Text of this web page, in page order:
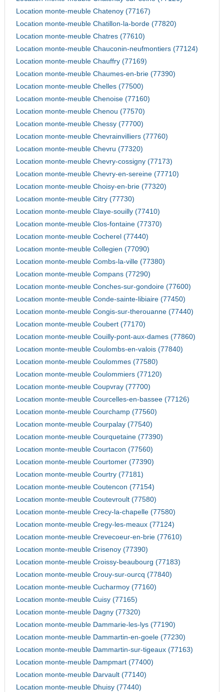
Location monte-meuble Chatenoy (77167)
Location monte-meuble Chatillon-la-borde (77820)
Location monte-meuble Chatres (77610)
Location monte-meuble Chauconin-neufmontiers (77124)
Location monte-meuble Chauffry (77169)
Location monte-meuble Chaumes-en-brie (77390)
Location monte-meuble Chelles (77500)
Location monte-meuble Chenoise (77160)
Location monte-meuble Chenou (77570)
Location monte-meuble Chessy (77700)
Location monte-meuble Chevrainvilliers (77760)
Location monte-meuble Chevru (77320)
Location monte-meuble Chevry-cossigny (77173)
Location monte-meuble Chevry-en-sereine (77710)
Location monte-meuble Choisy-en-brie (77320)
Location monte-meuble Citry (77730)
Location monte-meuble Claye-souilly (77410)
Location monte-meuble Clos-fontaine (77370)
Location monte-meuble Cocherel (77440)
Location monte-meuble Collegien (77090)
Location monte-meuble Combs-la-ville (77380)
Location monte-meuble Compans (77290)
Location monte-meuble Conches-sur-gondoire (77600)
Location monte-meuble Conde-sainte-libiaire (77450)
Location monte-meuble Congis-sur-therouanne (77440)
Location monte-meuble Coubert (77170)
Location monte-meuble Couilly-pont-aux-dames (77860)
Location monte-meuble Coulombs-en-valois (77840)
Location monte-meuble Coulommes (77580)
Location monte-meuble Coulommiers (77120)
Location monte-meuble Coupvray (77700)
Location monte-meuble Courcelles-en-bassee (77126)
Location monte-meuble Courchamp (77560)
Location monte-meuble Courpalay (77540)
Location monte-meuble Courquetaine (77390)
Location monte-meuble Courtacon (77560)
Location monte-meuble Courtomer (77390)
Location monte-meuble Courtry (77181)
Location monte-meuble Coutencon (77154)
Location monte-meuble Coutevroult (77580)
Location monte-meuble Crecy-la-chapelle (77580)
Location monte-meuble Cregy-les-meaux (77124)
Location monte-meuble Crevecoeur-en-brie (77610)
Location monte-meuble Crisenoy (77390)
Location monte-meuble Croissy-beaubourg (77183)
Location monte-meuble Crouy-sur-ourcq (77840)
Location monte-meuble Cucharmoy (77160)
Location monte-meuble Cuisy (77165)
Location monte-meuble Dagny (77320)
Location monte-meuble Dammarie-les-lys (77190)
Location monte-meuble Dammartin-en-goele (77230)
Location monte-meuble Dammartin-sur-tigeaux (77163)
Location monte-meuble Dampmart (77400)
Location monte-meuble Darvault (77140)
Location monte-meuble Dhuisy (77440)